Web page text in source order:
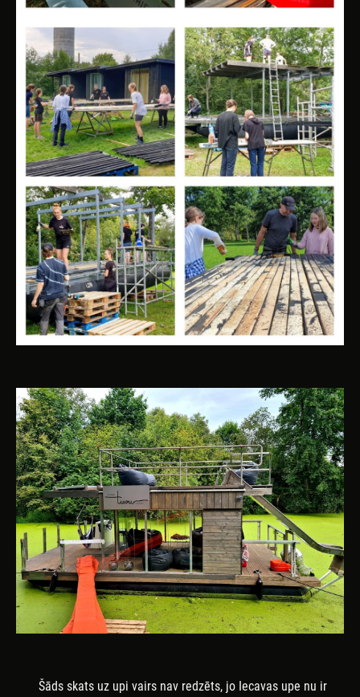
Šāds skats uz upi vairs nav redzēts, jo Iecavas upe nu ir